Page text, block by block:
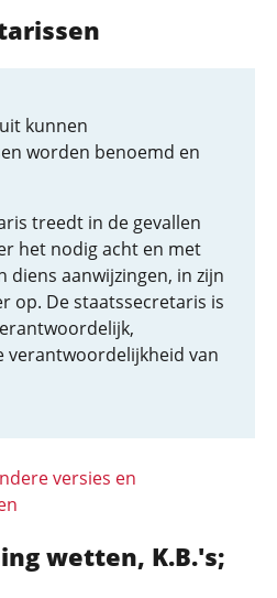
kunnen
worden benoemd en
treedt in de gevallen
het nodig acht en met
diens aanwijzingen, in zijn
op. De staatssecretaris is
verantwoordelijkheid van
versies en
wetten, K.B.'s;